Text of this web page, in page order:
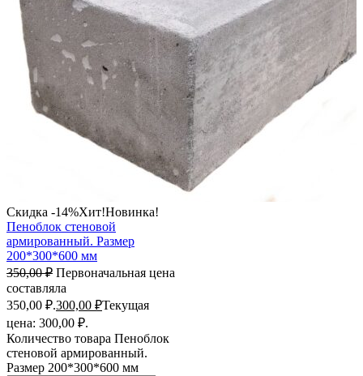
Скидка -14%Хит!Новинка!
Пеноблок стеновой
армированный. Размер
200*300*600 мм
350,00₽ Первоначальная цена
составляла
350,00 ₽.300,00 ₽Текущая
цена: 300,00 ₽.
Количество товара Пеноблок
стеновой армированный.
Размер 200*300*600 мм